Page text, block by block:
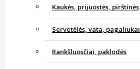
Kaukės, prijuostės, pirštinės
Servetėlės, vata, pagaliukai
Rankšluosčiai, paklodės